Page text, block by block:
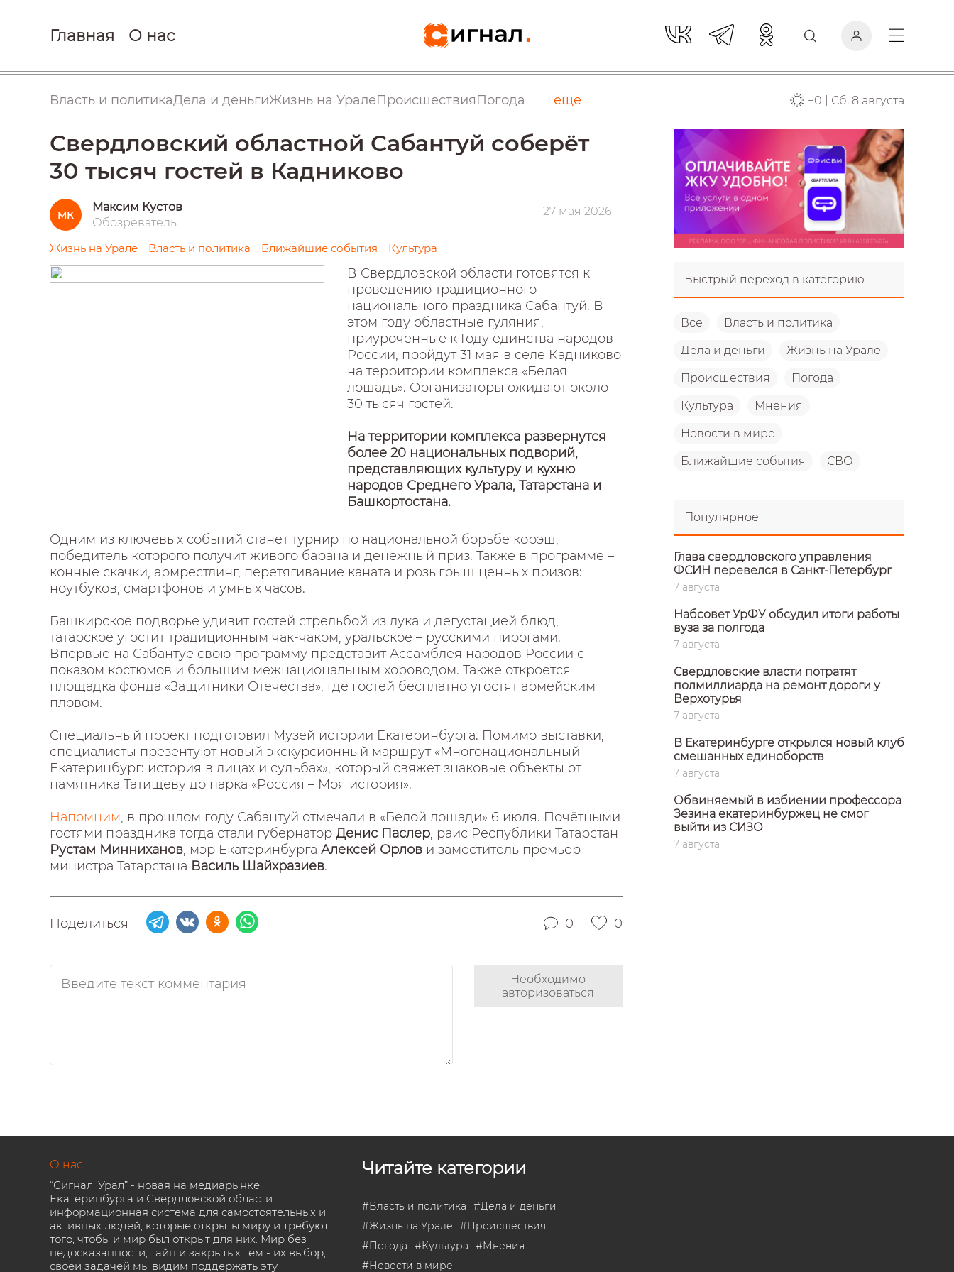
Главная О нас
Власть и политикаДела и деньгиЖизнь на УралеПроисшествияПогода еще +0 Сб, 8 августа
Свердловский областной Сабантуй соберёт
30 тысяч гостей в Кадниково
МК
Максим Кустов
Обозреватель
27 мая 2026
Жизнь на Урале Власть и политика Ближайшие события Культура
В Свердловской области готовятся к
проведению традиционного
национального праздника Сабантуй. В
этом году областные гуляния,
приуроченные к Году единства народов
России, пройдут 31 мая в селе Кадниково
на территории комплекса «Белая
лошадь». Организаторы ожидают около
30 тысяч гостей.
На территории комплекса развернутся
более 20 национальных подворий,
представляющих культуру и кухню
народов Среднего Урала, Татарстана и
Башкортостана.
Одним из ключевых событий станет турнир по национальной борьбе корэш,
победитель которого получит живого барана и денежный приз. Также в программе –
конные скачки, армрестлинг, перетягивание каната и розыгрыш ценных призов:
ноутбуков, смартфонов и умных часов.
Башкирское подворье удивит гостей стрельбой из лука и дегустацией блюд,
татарское угостит традиционным чак-чаком, уральское – русскими пирогами.
Впервые на Сабантуе свою программу представит Ассамблея народов России с
показом костюмов и большим межнациональным хороводом. Также откроется
площадка фонда «Защитники Отечества», где гостей бесплатно угостят армейским
пловом.
Специальный проект подготовил Музей истории Екатеринбурга. Помимо выставки,
специалисты презентуют новый экскурсионный маршрут «Многонациональный
Екатеринбург: история в лицах и судьбах», который свяжет знаковые объекты от
памятника Татищеву до парка «Россия – Моя история».
Напомним, в прошлом году Сабантуй отмечали в «Белой лошади» 6 июля. Почётными
гостями праздника тогда стали губернатор Денис Паслер, раис Республики Татарстан
Рустам Минниханов, мэр Екатеринбурга Алексей Орлов и заместитель премьер-
министра Татарстана Василь Шайхразиев.
Поделиться 0 0
Необходимо
авторизоваться
Быстрый переход в категорию
Все Власть и политика
Дела и деньги Жизнь на Урале
Происшествия Погода
Культура Мнения
Новости в мире
Ближайшие события СВО
Популярное
Глава свердловского управления
ФСИН перевелся в Санкт-Петербург
7 августа
Набсовет УрФУ обсудил итоги работы
вуза за полгода
7 августа
Свердловские власти потратят
полмиллиарда на ремонт дороги у
Верхотурья
7 августа
В Екатеринбурге открылся новый клуб
смешанных единоборств
7 августа
Обвиняемый в избиении профессора
Зезина екатеринбуржец не смог
выйти из СИЗО
7 августа
О нас
“Сигнал. Урал” - новая на медиарынке
Екатеринбурга и Свердловской области
информационная система для самостоятельных и
активных людей, которые открыты миру и требуют
того, чтобы и мир был открыт для них. Мир без
недосказанности, тайн и закрытых тем - их выбор,
своей задачей мы видим поддержать эту
Читайте категории
#Власть и политика #Дела и деньги
#Жизнь на Урале #Происшествия
#Погода #Культура #Мнения
#Новости в мире